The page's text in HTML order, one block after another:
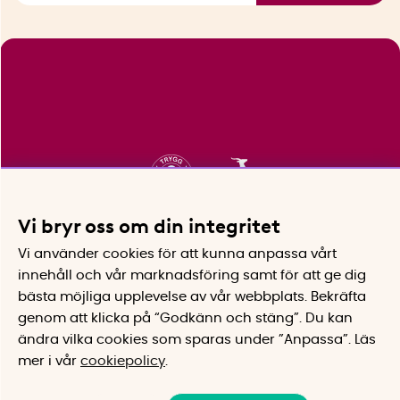
Vi bryr oss om din integritet
Vi använder cookies för att kunna anpassa vårt
innehåll och vår marknadsföring samt för att ge dig
bästa möjliga upplevelse av vår webbplats.
Bekräfta
genom att klicka på “Godkänn och stäng”. Du kan
ändra vilka cookies som sparas under ”Anpassa”.
Läs
mer i vår cookiepolicy